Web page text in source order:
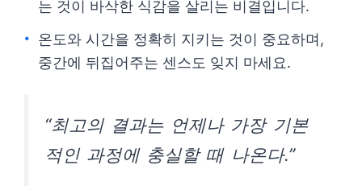
는 것이 바삭한 식감을 살리는 비결입니다.
온도와 시간을 정확히 지키는 것이 중요하며,
중간에 뒤집어주는 센스도 잊지 마세요.
“최고의 결과는 언제나 가장 기본
적인 과정에 충실할 때 나온다.”